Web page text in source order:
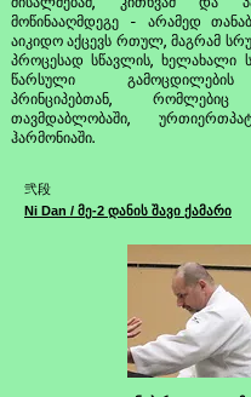
მოწინააღმდეგე - არამედ
აიკიდო აქცევს რთულ, მაგრამ
პროცესად სწავლის, ხელახალი
წარსული გამოცდილების
პრინციპებთან, რომლებიც
თავმდაბლობაში,
ჰარმონიაში.
弐段
Ni Dan / მე-2 დანის შავი ქამარი